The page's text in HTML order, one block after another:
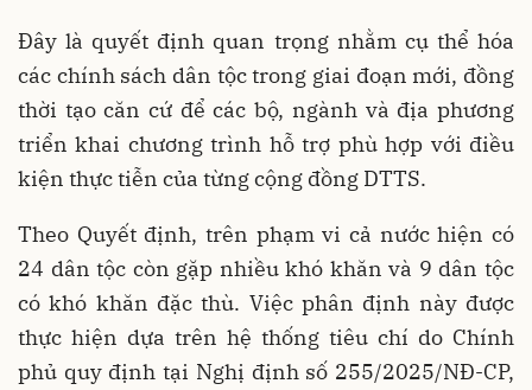
Đây là quyết định quan trọng nhằm cụ thể hóa
các chính sách dân tộc trong giai đoạn mới, đồng
thời tạo căn cứ để các bộ, ngành và địa phương
triển khai chương trình hỗ trợ phù hợp với điều
kiện thực tiễn của từng cộng đồng DTTS.
Theo Quyết định, trên phạm vi cả nước hiện có
24 dân tộc còn gặp nhiều khó khăn và 9 dân tộc
có khó khăn đặc thù. Việc phân định này được
thực hiện dựa trên hệ thống tiêu chí do Chính
phủ quy định tại Nghị định số 255/2025/NĐ-CP,